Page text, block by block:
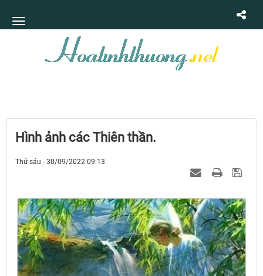
Hình ảnh các Thiên thần.
Thứ sáu - 30/09/2022 09:13